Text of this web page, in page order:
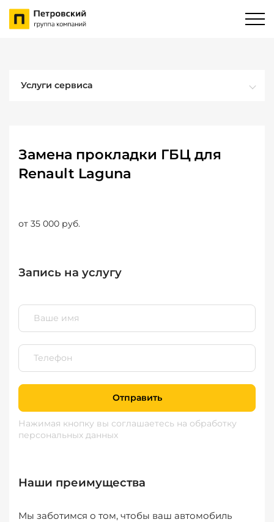
Услуги сервиса
Замена прокладки ГБЦ для
Renault Laguna
от 35 000 руб.
Запись на услугу
Отправить
Нажимая кнопку вы соглашаетесь на обработку
персональных данных
Наши преимущества
Мы заботимся о том, чтобы ваш автомобиль